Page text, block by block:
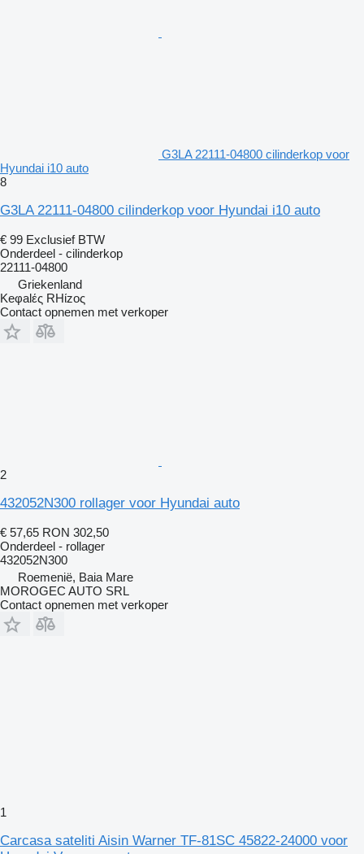
G3LA 22111-04800 cilinderkop voor
Hyundai i10 auto
8
G3LA 22111-04800 cilinderkop voor Hyundai i10 auto
€ 99 Exclusief BTW
Onderdeel - cilinderkop
22111-04800
Griekenland
Keφalές RHίzoς
Contact opnemen met verkoper
2
432052N300 rollager voor Hyundai auto
€ 57,65 RON 302,50
Onderdeel - rollager
432052N300
Roemenië, Baia Mare
MOROGEC AUTO SRL
Contact opnemen met verkoper
1
Carcasa sateliti Aisin Warner TF-81SC 45822-24000 voor